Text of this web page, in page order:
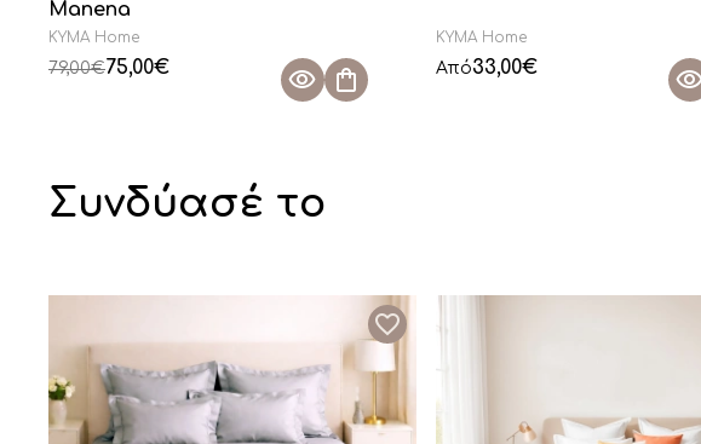
Manena
KYMA Home
79,00€75,00€
KYMA Home
Από33,00€
Συνδύασέ το